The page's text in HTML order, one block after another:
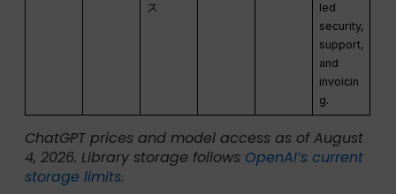
ス
led
security,
support,
and
invoicin
g.
ChatGPT prices and model access as of August
4, 2026. Library storage follows OpenAI’s current
storage limits.